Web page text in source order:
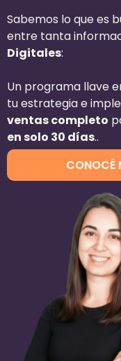
Sabemos lo que es
entre tanta
Digitales:
Un programa llave
tu estrategia e
ventas completo
en solo 30 días..​
CONOCÉ